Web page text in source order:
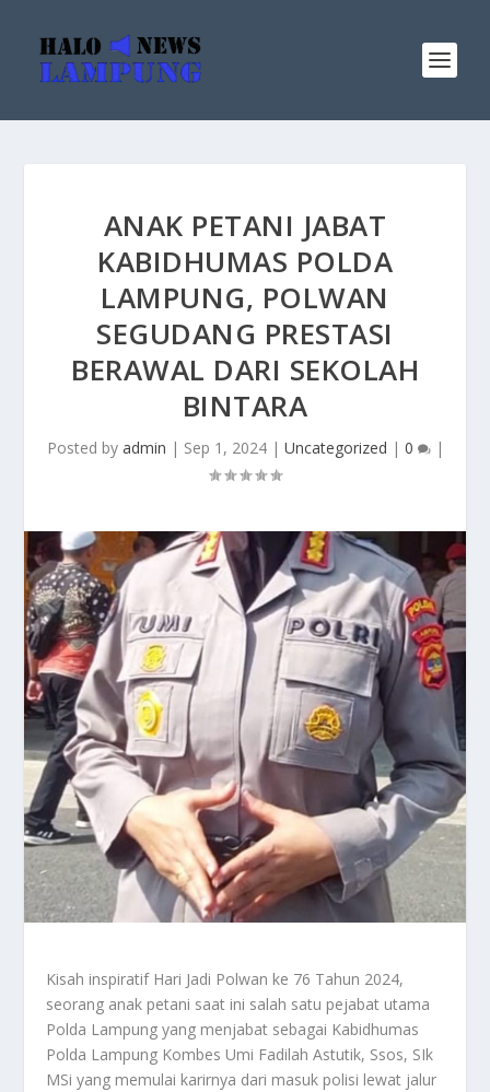
ANAK PETANI JABAT
KABIDHUMAS POLDA
LAMPUNG, POLWAN
SEGUDANG PRESTASI
BERAWAL DARI SEKOLAH
BINTARA
Posted by admin | Sep 1, 2024| Uncategorized | 0 |
Kisah inspiratif Hari Jadi Polwan ke 76 Tahun 2024,
seorang anak petani saat ini salah satu pejabat utama
Polda Lampung yang menjabat sebagai Kabidhumas
Polda Lampung Kombes Umi Fadilah Astutik, Ssos, SIk
MSi yang memulai karirnya dari masuk polisi lewat jalur